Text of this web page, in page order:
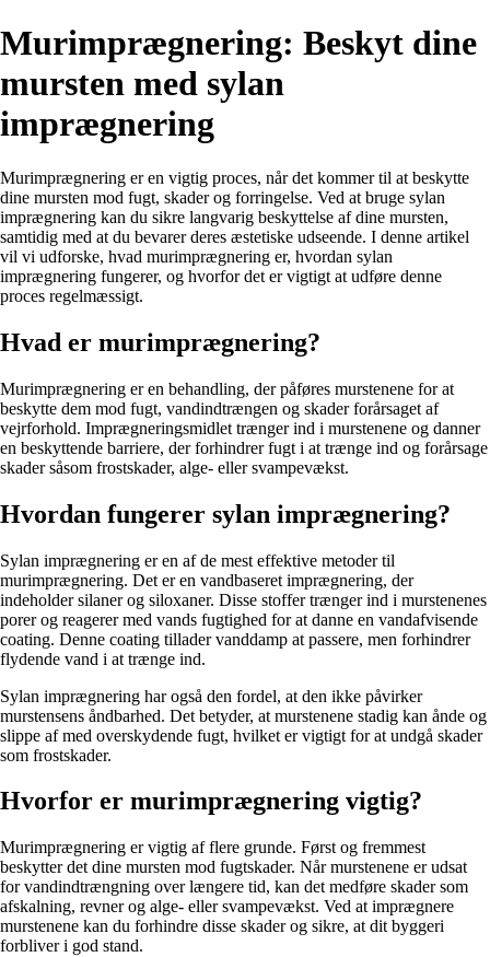
Murimprægnering: Beskyt dine
mursten med sylan
imprægnering
Murimprægnering er en vigtig proces, når det kommer til at beskytte
dine mursten mod fugt, skader og forringelse. Ved at bruge sylan
imprægnering kan du sikre langvarig beskyttelse af dine mursten,
samtidig med at du bevarer deres æstetiske udseende. I denne artikel
vil vi udforske, hvad murimprægnering er, hvordan sylan
imprægnering fungerer, og hvorfor det er vigtigt at udføre denne
proces regelmæssigt.
Hvad er murimprægnering?
Murimprægnering er en behandling, der påføres murstenene for at
beskytte dem mod fugt, vandindtrængen og skader forårsaget af
vejrforhold. Imprægneringsmidlet trænger ind i murstenene og danner
en beskyttende barriere, der forhindrer fugt i at trænge ind og forårsage
skader såsom frostskader, alge- eller svampevækst.
Hvordan fungerer sylan imprægnering?
Sylan imprægnering er en af de mest effektive metoder til
murimprægnering. Det er en vandbaseret imprægnering, der
indeholder silaner og siloxaner. Disse stoffer trænger ind i murstenenes
porer og reagerer med vands fugtighed for at danne en vandafvisende
coating. Denne coating tillader vanddamp at passere, men forhindrer
flydende vand i at trænge ind.
Sylan imprægnering har også den fordel, at den ikke påvirker
murstensens åndbarhed. Det betyder, at murstenene stadig kan ånde og
slippe af med overskydende fugt, hvilket er vigtigt for at undgå skader
som frostskader.
Hvorfor er murimprægnering vigtig?
Murimprægnering er vigtig af flere grunde. Først og fremmest
beskytter det dine mursten mod fugtskader. Når murstenene er udsat
for vandindtrængning over længere tid, kan det medføre skader som
afskalning, revner og alge- eller svampevækst. Ved at imprægnere
murstenene kan du forhindre disse skader og sikre, at dit byggeri
forbliver i god stand.